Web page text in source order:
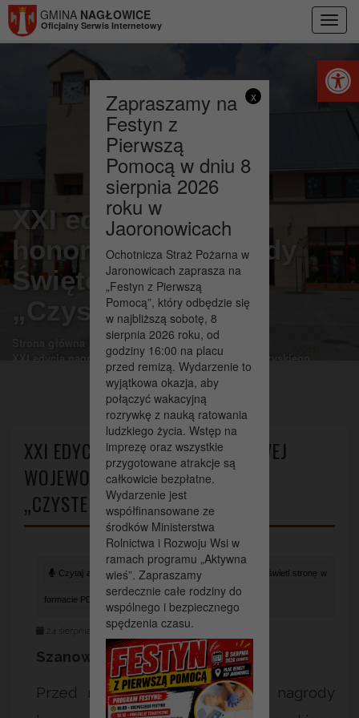
GMINA NAGŁOWICE
Oficjalny Serwis Internetowy
XXI edycja nagrody
honorowej Wojewody
Świętokrzyskiego
„Czyste Serce”,
Aktualności >
XXI edycja nagrody honorowej Wojewody Świętokrzyskiego
x
Zapraszamy na
Festyn z
Pierwszą
Pomocą w dniu 8
sierpnia 2026
roku w
Jaoronowicach
Ochotnicza Straż Pożarna w
Jaronowicach zaprasza na
„Festyn z Pierwszą
Pomocą”, który odbędzie się
w najbliższą sobotę, 8
sierpnia 2026 roku, od
godziny 16:00 na placu
przed remizą. Wydarzenie to
wyjątkowa okazja, aby
połączyć wakacyjną
rozrywkę z nauką ratowania
ludzkiego życia. Wstęp na
imprezę oraz wszystkie
przygotowane atrakcje są
całkowicie bezpłatne.
Wydarzenie jest
współfinansowane ze
środków Ministerstwa
Rolnictwa i Rozwoju Wsi w
ramach programu „Aktywna
wieś”. Zapraszamy
serdecznie całe rodziny do
wspólnego i bezpiecznego
spędzenia czasu.
XXI EDYCJA NAGRODY HONOROWEJ
WOJEWODY ŚWIĘTOKRZYSKIEGO
„CZYSTE SERCE”,
Czytaj artykuł (lektor) Drukuj stronę Wyświetl stronę w
formacie PDF
24 sierpnia 2023
Szanowni Państwo!
Przed nami kolejna XXI edycja nagrody